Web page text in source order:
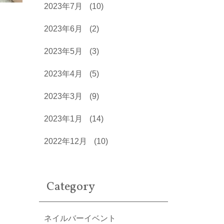
2023年7月 (10)
2023年6月 (2)
2023年5月 (3)
2023年4月 (5)
2023年3月 (9)
2023年1月 (14)
2022年12月 (10)
Category
ネイルバーイベント